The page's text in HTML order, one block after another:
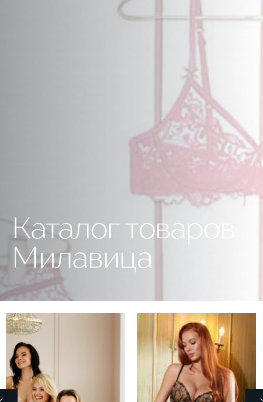
Каталог товаров
Милавица